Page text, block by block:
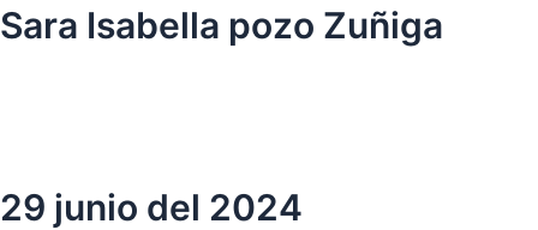
Ir
al
Sara Isabella pozo Zuñiga
29 junio del 2024